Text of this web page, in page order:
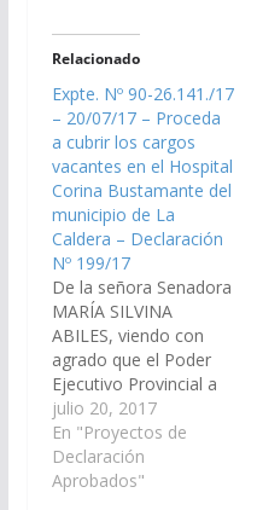
Relacionado
Expte. Nº 90-26.141./17
– 20/07/17 – Proceda
a cubrir los cargos
vacantes en el Hospital
Corina Bustamante del
municipio de La
Caldera – Declaración
Nº 199/17
De la señora Senadora
MARÍA SILVINA
ABILES, viendo con
agrado que el Poder
Ejecutivo Provincial a
través del Ministerio de
Salud Pública proceda
a cubrir los cargos
vacantes en el Hospital
julio 20, 2017
En "Proyectos de
Declaración
Aprobados"